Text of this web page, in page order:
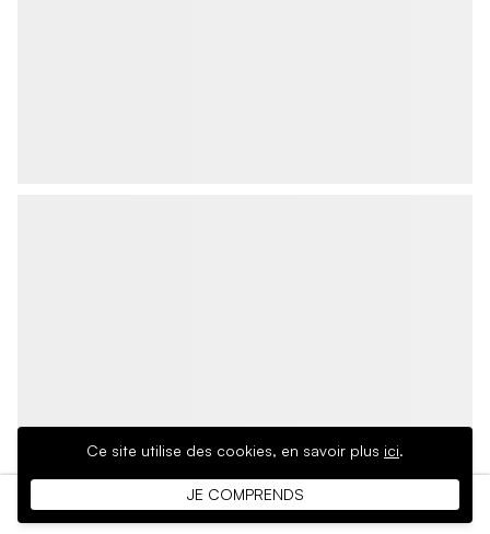
Ce site utilise des cookies, en savoir plus ici.
JE COMPRENDS